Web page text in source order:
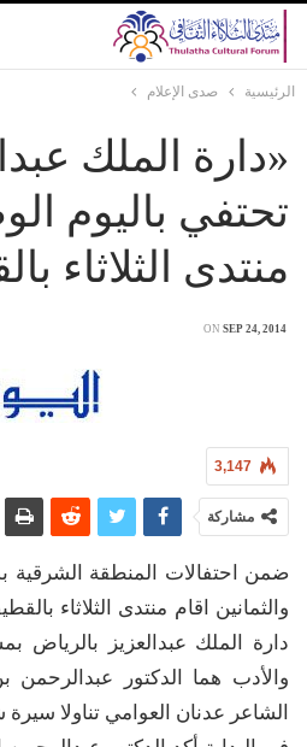
الرئيسية صدى الإعلام
«دارة الملك
تحتفي باليوم
منتدى الثلاثاء
ON SEP 24, 2014
3,147
مشاركة
ضمن احتفالات المنطقة الشرقية
والثمانين اقام منتدى الثلاثاء
دارة الملك عبدالعزيز بالرياض
والأدب هما الدكتور عبدالرحمن
الشاعر عدنان العوامي تناولا